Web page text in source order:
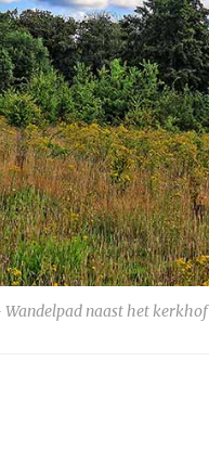
Wandelpad naast het kerkhof